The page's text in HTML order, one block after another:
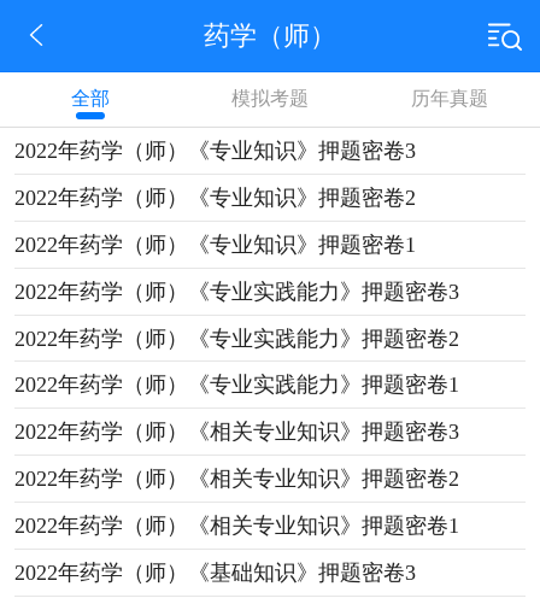
药学（师）
全部 模拟考题 历年真题
2022年药学（师）《专业知识》押题密卷3
2022年药学（师）《专业知识》押题密卷2
2022年药学（师）《专业知识》押题密卷1
2022年药学（师）《专业实践能力》押题密卷3
2022年药学（师）《专业实践能力》押题密卷2
2022年药学（师）《专业实践能力》押题密卷1
2022年药学（师）《相关专业知识》押题密卷3
2022年药学（师）《相关专业知识》押题密卷2
2022年药学（师）《相关专业知识》押题密卷1
2022年药学（师）《基础知识》押题密卷3